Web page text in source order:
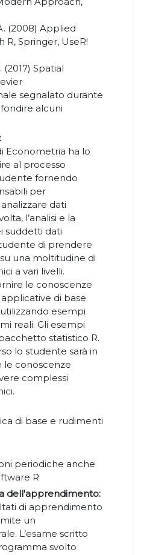
(2008) Applied
Springer, UseR!
(2017) Spatial
segnalato durante
alcuni
Econometria ha lo
al processo
fornendo
per
dati
l’analisi e la
suddetti dati
di prendere
una moltitudine di
a vari livelli.
le conoscenze
di base
esempi
reali. Gli esempi
statistico R.
lo studente sarà in
le conoscenze
complessi
di base e rudimenti
periodiche anche
R
dell'apprendimento:
di apprendimento
un
L’esame scritto
svolto